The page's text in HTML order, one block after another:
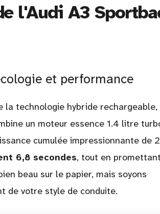
l'Audi A3
et performance
la technologie hybride
un moteur essence 1.4 litre
cumulée impressionnante de
6,8 secondes, tout en
beau sur le papier, mais soyons
de votre style de conduite.